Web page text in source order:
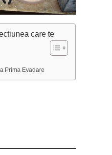
care te
Prima Evadare